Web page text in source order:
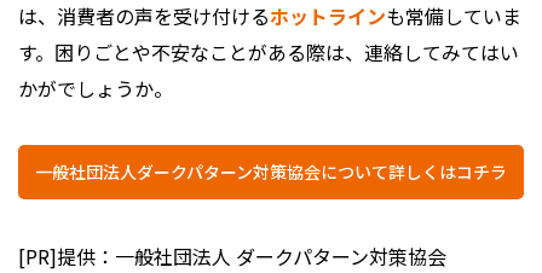
は、消費者の声を受け付けるホットラインも常備していま
す。困りごとや不安なことがある際は、連絡してみてはい
かがでしょうか。
一般社団法人ダークパターン対策協会について詳しくはコチラ
[PR]提供：一般社団法人 ダークパターン対策協会